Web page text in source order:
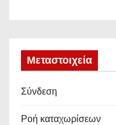
Μεταστοιχεία
Σύνδεση
Ροή καταχωρίσεων